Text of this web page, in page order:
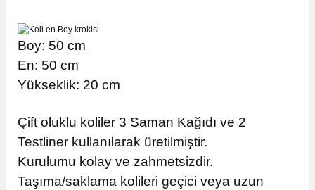
Boy: 50 cm
En: 50 cm
Yükseklik: 20 cm
Çift oluklu koliler 3 Saman Kağıdı ve 2
Testliner kullanılarak üretilmiştir.
Kurulumu kolay ve zahmetsizdir.
Taşıma/saklama kolileri geçici veya uzun